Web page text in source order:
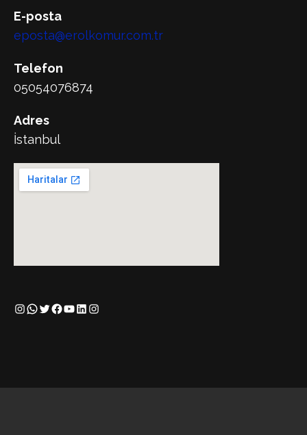
E-posta
eposta@erolkomur.com.tr
Telefon
05054076874
Adres
İstanbul
Instagram
WhatsApp
Twitter
Facebook
YouTube
LinkedIn
Instagram